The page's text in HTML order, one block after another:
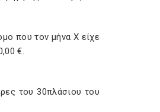
που τον μήνα Χ είχε
€.
του 30πλάσιου του